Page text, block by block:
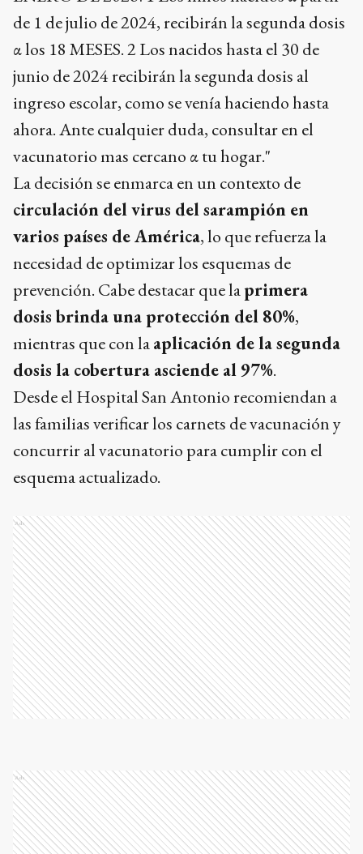
La decisión se enmarca en un contexto de
circulación del virus del sarampión en
varios países de América, lo que refuerza la
necesidad de optimizar los esquemas de
prevención. Cabe destacar que laprimera
dosis brinda una protección del 80%,
mientras que con laaplicación de la segunda
dosis la cobertura asciende al 97%.
Desde el Hospital San Antonio recomiendan a
las familias verificar los carnets de vacunación y
concurrir al vacunatorio para cumplir con el
esquema actualizado.
Ads
Ads